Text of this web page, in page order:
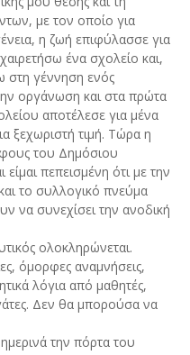
με τον οποίο για
η ζωή επιφύλασσε για
ένα σχολείο και,
στη γέννηση ενός
οργάνωση και στα πρώτα
αποτέλεσε για μένα
ξεχωριστή τιμή. Τώρα η
του Δημόσιου
πεπεισμένη ότι με την
το συλλογικό πνεύμα
να συνεχίσει την ανοδική
ολοκληρώνεται.
όμορφες αναμνήσεις,
λόγια από μαθητές,
Δεν θα μπορούσα να
την πόρτα του